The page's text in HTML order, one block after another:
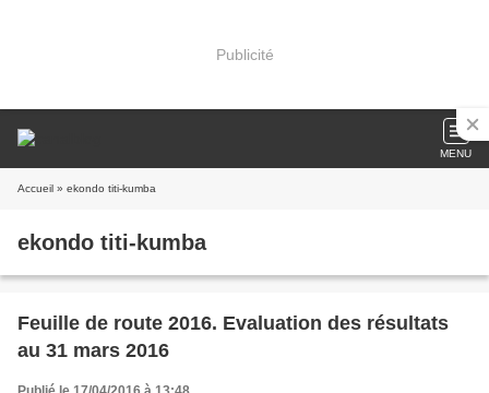
Publicité
MENU
Accueil » ekondo titi-kumba
ekondo titi-kumba
Feuille de route 2016. Evaluation des résultats
au 31 mars 2016